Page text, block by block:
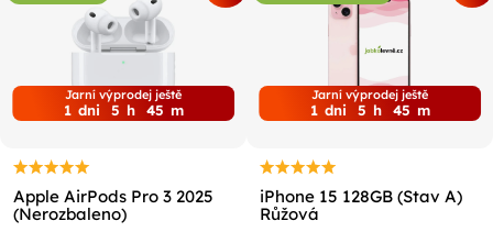
Jarní výprodej ještě
1 dni 5 h 45 m
Apple AirPods Pro 3 2025
(Nerozbaleno)
Jarní výprodej ještě
1 dni 5 h 45 m
iPhone 15 128GB (Stav A)
Růžová